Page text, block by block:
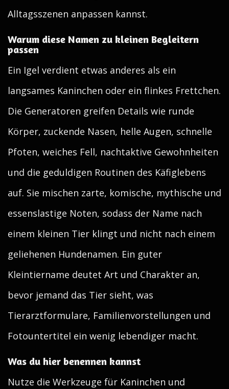
Alltagsszenen anpassen kannst.
Warum diese Namen zu kleinen Begleitern
passen
Ein Igel verdient etwas anderes als ein
langsames Kaninchen oder ein flinkes Frettchen.
Die Generatoren greifen Details wie runde
Körper, zuckende Nasen, helle Augen, schnelle
Pfoten, weiches Fell, nachtaktive Gewohnheiten
und die geduldigen Routinen des Käfiglebens
auf. Sie mischen zarte, komische, mythische und
essenslastige Noten, sodass der Name nach
einem kleinen Tier klingt und nicht nach einem
geliehenen Hundenamen. Ein guter
Kleintiername deutet Art und Charakter an,
bevor jemand das Tier sieht, was
Tierarztformulare, Familienvorstellungen und
Fotountertitel ein wenig lebendiger macht.
Was du hier benennen kannst
Nutze die Werkzeuge für Kaninchen und